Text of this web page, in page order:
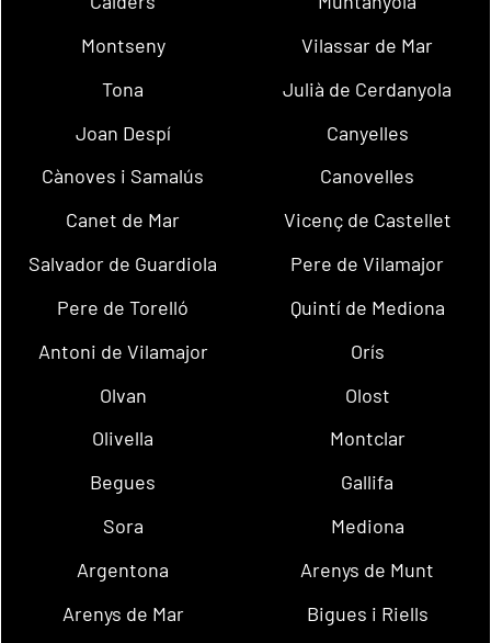
Montseny
Vilassar de Mar
Tona
Julià de Cerdanyola
Joan Despí
Canyelles
Cànoves i Samalús
Canovelles
Canet de Mar
Vicenç de Castellet
Salvador de Guardiola
Pere de Vilamajor
Pere de Torelló
Quintí de Mediona
Antoni de Vilamajor
Orís
Olvan
Olost
Olivella
Montclar
Begues
Gallifa
Sora
Mediona
Argentona
Arenys de Munt
Arenys de Mar
Bigues i Riells